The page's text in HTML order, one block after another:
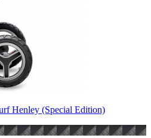
Henley (Special Edition)